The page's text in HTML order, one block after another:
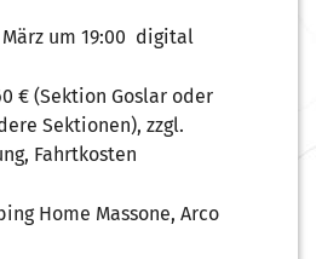
um 19:00 digital
€ (Sektion Goslar oder
Sektionen), zzgl.
Fahrtkosten
Home Massone, Arco